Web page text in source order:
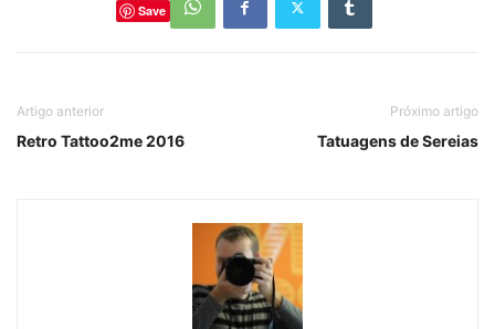
Save
Artigo anterior
Retro Tattoo2me 2016
Próximo artigo
Tatuagens de Sereias